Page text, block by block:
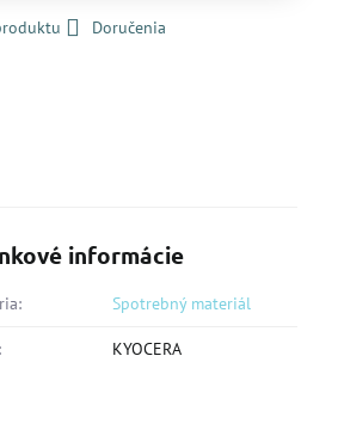
Doručenia
informácie
Spotrebný materiál
KYOCERA